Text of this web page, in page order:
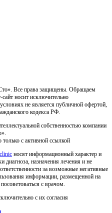
Все права защищены. Обращаем
носит исключительно
не является публичной офертой,
кодекса РФ.
собственностью компании
с активной ссылкой
носят информационный характер и
диагноза, назначения лечения и не
за возможные негативные
информации, размещенной на
с врачом.
с их согласия